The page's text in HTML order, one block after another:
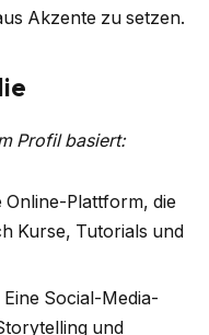
Akzente zu setzen.
Profil basiert:
Online-Plattform, die
Kurse, Tutorials und
Eine Social-Media-
und